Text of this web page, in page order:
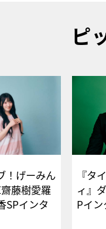
ピ
！げーみん
藤樹愛羅
SPインタ
『タ
ィ』
Pイ